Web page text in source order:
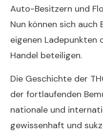
Auto-Besitzern und
Nun können sich
eigenen Ladepunkten
Handel beteiligen.
Die Geschichte der
der fortlaufenden
nationale und
gewissenhaft und